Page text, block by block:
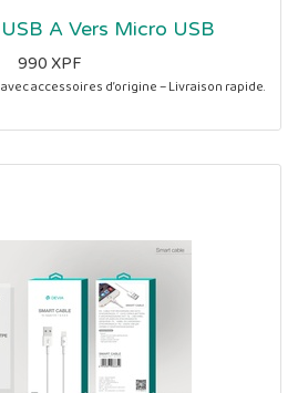
A Vers Micro USB
990XPF
accessoires d’origine – Livraison rapide.